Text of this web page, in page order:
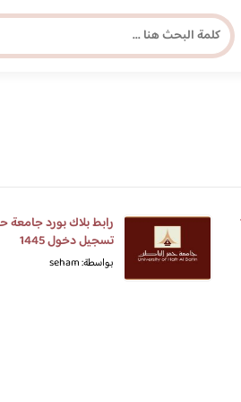
رابط بلاك بورد جامعة
تسجيل دخول 1445
بواسطة: seham